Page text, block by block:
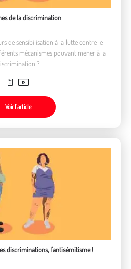
de la discrimination
de sensibilisation à la lutte contre le
mécanismes pouvant mener à la
?
Voir l’article
discriminations, l'antisémitisme !